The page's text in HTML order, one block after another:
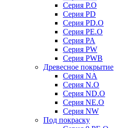
Серия P.O
Серия PD
Серия PD.O
Серия PE.O
Серия PA
Серия PW
Серия PWB
Древесное покрытие
Серия NA
Серия N.O
Серия ND.O
Серия NE.O
Серия NW
Под покраску